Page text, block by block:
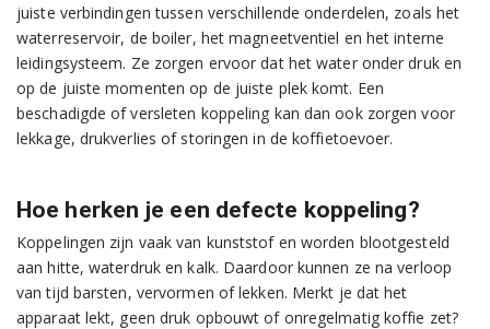
juiste verbindingen tussen verschillende onderdelen, zoals het
waterreservoir, de boiler, het magneetventiel en het interne
leidingsysteem. Ze zorgen ervoor dat het water onder druk en
op de juiste momenten op de juiste plek komt. Een
beschadigde of versleten koppeling kan dan ook zorgen voor
lekkage, drukverlies of storingen in de koffietoevoer.
Hoe herken je een defecte koppeling?
Koppelingen zijn vaak van kunststof en worden blootgesteld
aan hitte, waterdruk en kalk. Daardoor kunnen ze na verloop
van tijd barsten, vervormen of lekken. Merkt je dat het
apparaat lekt, geen druk opbouwt of onregelmatig koffie zet?